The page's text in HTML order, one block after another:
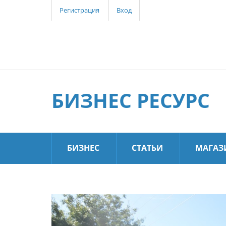
Регистрация Вход
БИЗНЕС РЕСУРС
БИЗНЕС СТАТЬИ